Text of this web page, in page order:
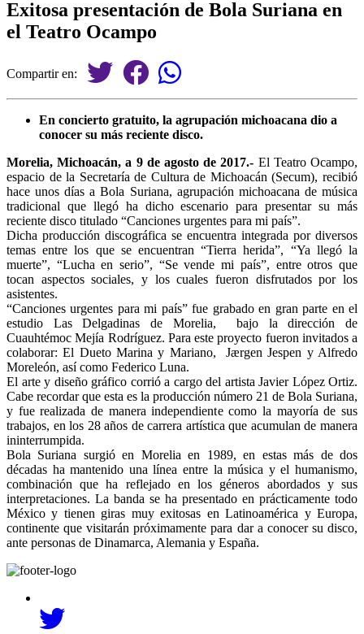
Exitosa presentación de Bola Suriana en
el Teatro Ocampo
Compartir en:
En concierto gratuito, la agrupación michoacana dio a
conocer su más reciente disco.
Morelia, Michoacán, a 9 de agosto de 2017.- El Teatro Ocampo,
espacio de la Secretaría de Cultura de Michoacán (Secum), recibió
hace unos días a Bola Suriana, agrupación michoacana de música
tradicional que llegó ha dicho escenario para presentar su más
reciente disco titulado “Canciones urgentes para mi país”.
Dicha producción discográfica se encuentra integrada por diversos
temas entre los que se encuentran “Tierra herida”, “Ya llegó la
muerte”, “Lucha en serio”, “Se vende mi país”, entre otros que
tocan aspectos sociales, y los cuales fueron disfrutados por los
asistentes.
“Canciones urgentes para mi país” fue grabado en gran parte en el
estudio Las Delgadinas de Morelia, bajo la dirección de
Cuauhtémoc Mejía Rodríguez. Para este proyecto fueron invitados a
colaborar: El Dueto Marina y Mariano, Jærgen Jespen y Alfredo
Moreleón, así como Federico Luna.
El arte y diseño gráfico corrió a cargo del artista Javier López Ortiz.
Cabe recordar que esta es la producción número 21 de Bola Suriana,
y fue realizada de manera independiente como la mayoría de sus
trabajos, en los 28 años de carrera artística que acumulan de manera
ininterrumpida.
Bola Suriana surgió en Morelia en 1989, en estas más de dos
décadas ha mantenido una línea entre la música y el humanismo,
combinación que ha reflejado en los géneros abordados y sus
interpretaciones. La banda se ha presentado en prácticamente todo
México y tienen giras muy exitosas en Latinoamérica y Europa,
continente que visitarán próximamente para dar a conocer su disco,
ante personas de Dinamarca, Alemania y España.